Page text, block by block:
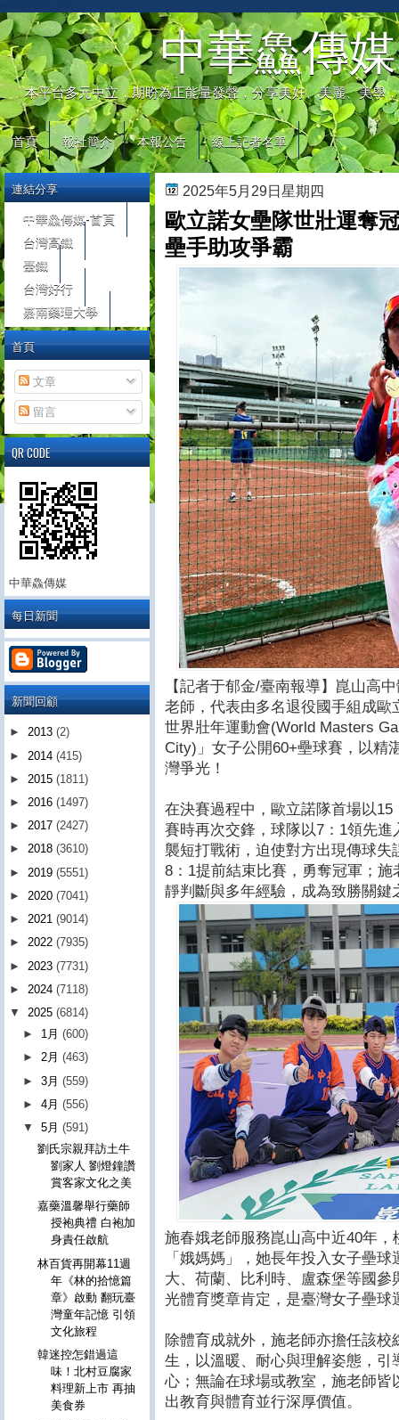
中華鱻傳媒
本平台多元中立，期盼為正能量發聲，分享美好、美麗、美學
首頁 報社簡介 本報公告 線上記者名單
2025年5月29日星期四
歐立諾女壘隊世壯運奪
壘手助攻爭霸
【記者于郁金/臺南報導】崑山高
老師，代表由多名退役國手組成
世界壯年運動會(World Masters
City)」女子公開60+壘球賽，以精
灣爭光！
在決賽過程中，歐立諾隊首場以
賽時再次交鋒，球隊以7：1領先
襲短打戰術，迫使對方出現傳球
8：1提前結束比賽，勇奪冠軍；
靜判斷與多年經驗，成為致勝關鍵
施春娥老師服務崑山高中近40年
「娥媽媽」，她長年投入女子壘
大、荷蘭、比利時、盧森堡等國
光體育獎章肯定，是臺灣女子壘球
除體育成就外，施老師亦擔任該
生，以溫暖、耐心與理解姿態，
心；無論在球場或教室，施老師
出教育與體育並行深厚價值。
連結分享
中華鱻傳媒-首頁
台灣高鐵
臺鐵
台灣好行
嘉南藥理大學
首頁
文章
留言
QR CODE
中華鱻傳媒
每日新聞
新聞回顧
► 2013 (2)
► 2014 (415)
► 2015 (1811)
► 2016 (1497)
► 2017 (2427)
► 2018 (3610)
► 2019 (5551)
► 2020 (7041)
► 2021 (9014)
► 2022 (7935)
► 2023 (7731)
► 2024 (7118)
▼ 2025 (6814)
► 1月(600)
►2月(463)
►3月(559)
►4月(556)
▼5月(591)
劉氏宗親拜訪土牛
劉家人 劉燈鐘讚
賞客家文化之美
嘉藥溫馨舉行藥師
授袍典禮 白袍加
身責任啟航
林百貨再開幕11週
年《林的拾憶篇
章》啟動 翻玩臺
灣童年記憶 引領
文化旅程
韓迷控怎錯過這
味！北村豆腐家
料理新上市 再抽
美食券